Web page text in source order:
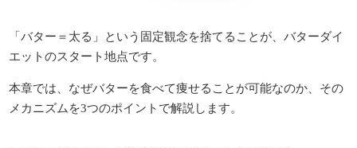
「バター＝太る」という固定観念を捨てることが、バターダイ
エットのスタート地点です。
本章では、なぜバターを食べて痩せることが可能なのか、その
メカニズムを3つのポイントで解説します。